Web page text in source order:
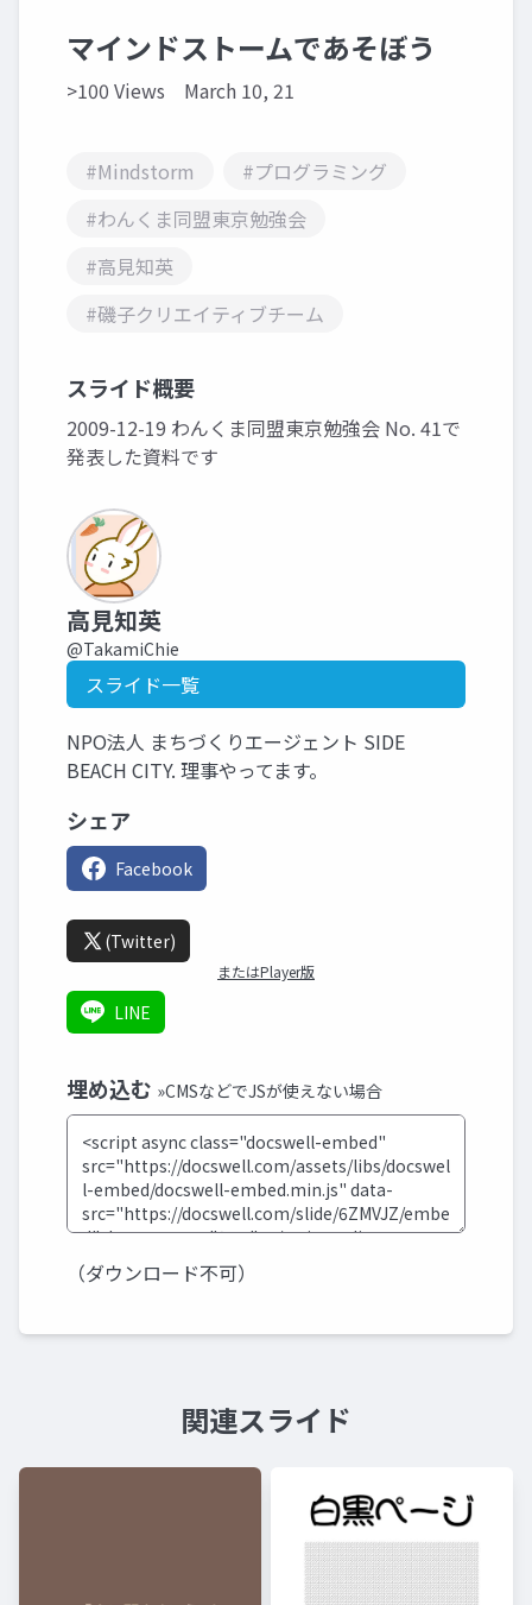
マインドストームであそぼう
>100 Views March 10, 21
#Mindstorm
#プログラミング
#わんくま同盟東京勉強会
#高見知英
#磯子クリエイティブチーム
スライド概要
2009-12-19 わんくま同盟東京勉強会 No. 41で
発表した資料です
高見知英
@TakamiChie
スライド一覧
NPO法人 まちづくりエージェント SIDE
BEACH CITY. 理事やってます。
シェア
Facebook
(Twitter)
またはPlayer版
LINE
埋め込む »CMSなどでJSが使えない場合
（ダウンロード不可）
関連スライド